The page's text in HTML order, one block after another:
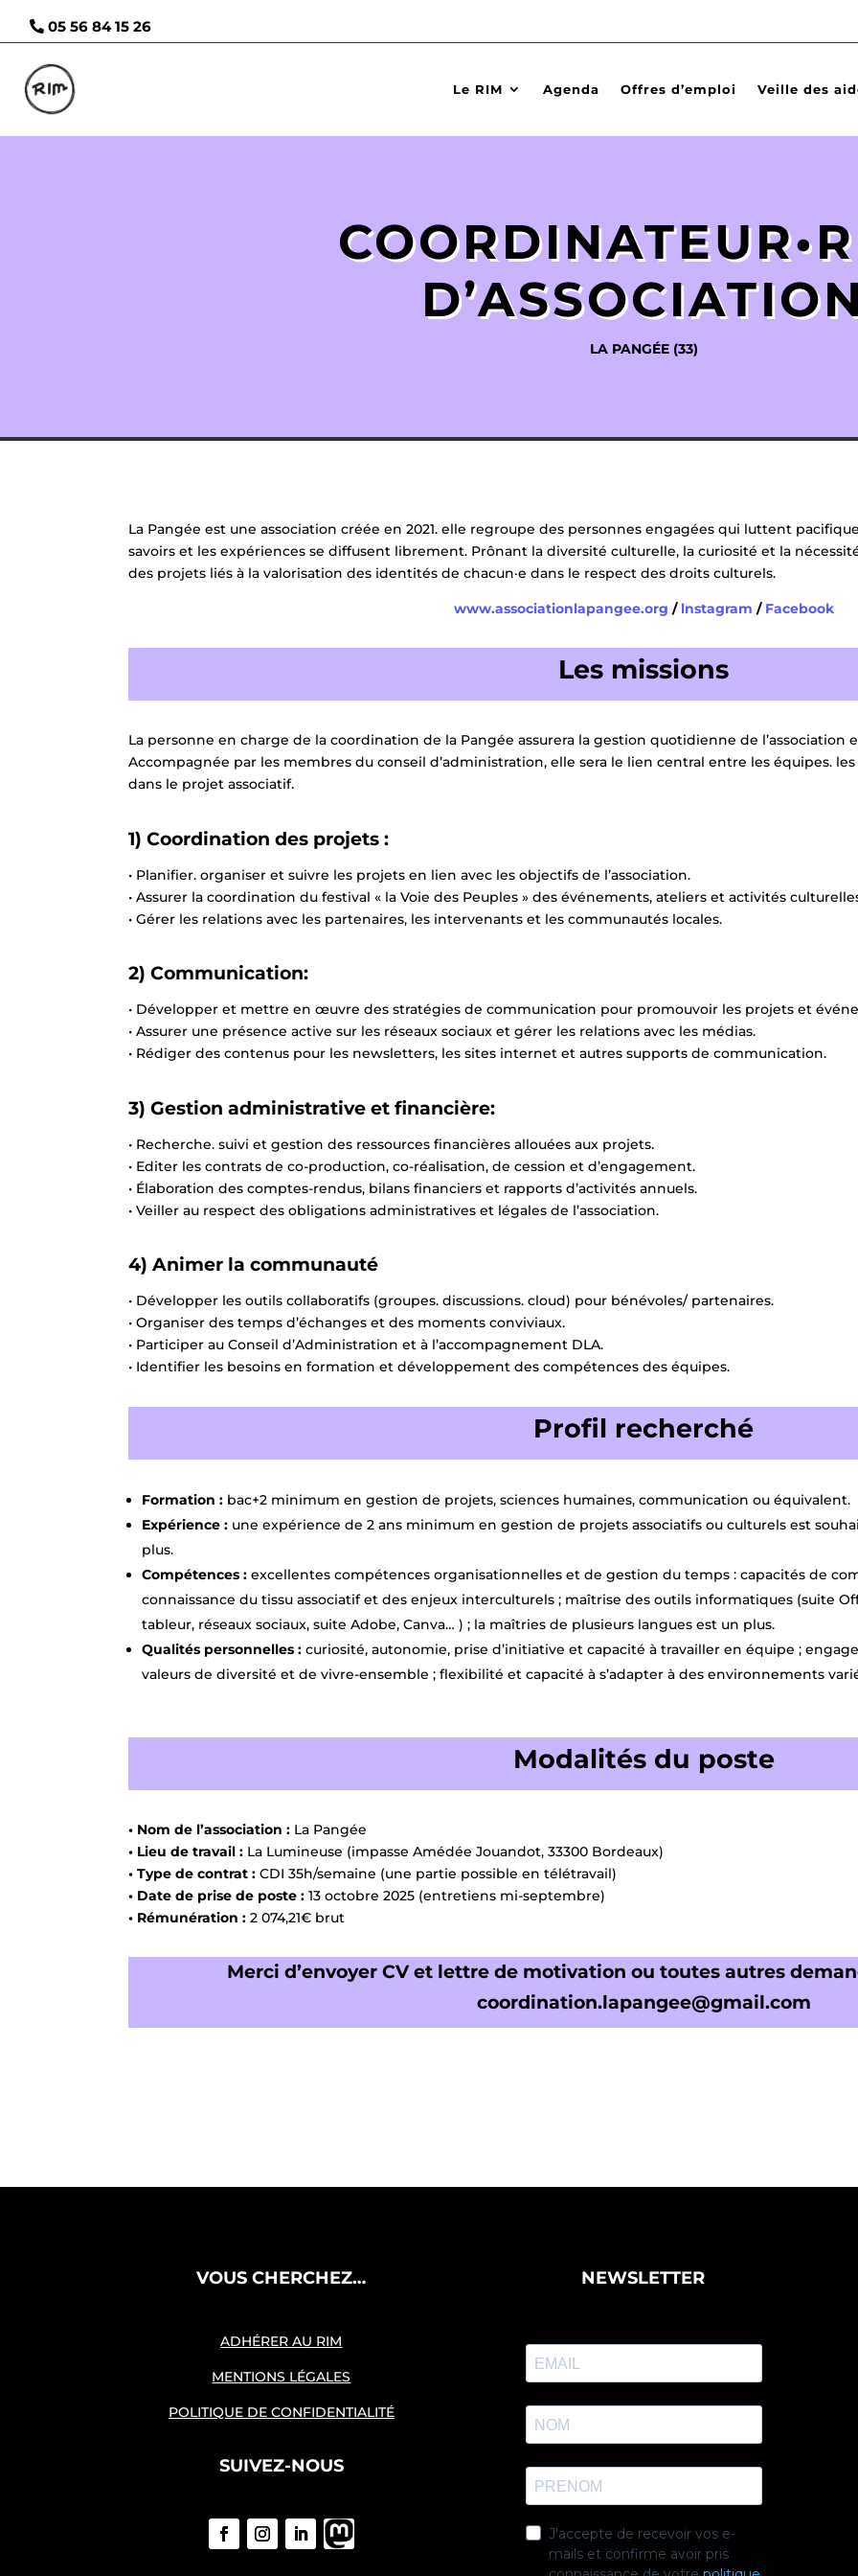
05 56 84 15 26
Le RIM Agenda Offres d’emploi Veille des
LA PANGÉE (33)
La Pangée est une association créée en 2021. elle regroupe des personnes engagées qui luttent
savoirs et les expériences se diffusent librement. Prônant la diversité culturelle, la curiosité et la
des projets liés à la valorisation des identités de chacun·e dans le respect des droits culturels.
www.associationlapangee.org / lnstagram / Facebook
Les missions
La personne en charge de la coordination de la Pangée assurera la gestion quotidienne de
Accompagnée par les membres du conseil d’administration, elle sera le lien central entre les équipes.
dans le projet associatif.
1) Coordination des projets :
• Planifier. organiser et suivre les projets en lien avec les objectifs de l’association.
• Assurer la coordination du festival « la Voie des Peuples » des événements, ateliers et activités
• Gérer les relations avec les partenaires, les intervenants et les communautés locales.
2) Communication:
• Développer et mettre en œuvre des stratégies de communication pour promouvoir les projets et
• Assurer une présence active sur les réseaux sociaux et gérer les relations avec les médias.
• Rédiger des contenus pour les newsletters, les sites internet et autres supports de communication.
3) Gestion administrative et financière:
• Recherche. suivi et gestion des ressources financières allouées aux projets.
• Editer les contrats de co-production, co-réalisation, de cession et d’engagement.
• Élaboration des comptes-rendus, bilans financiers et rapports d’activités annuels.
• Veiller au respect des obligations administratives et légales de l’association.
4) Animer la communauté
• Développer les outils collaboratifs (groupes. discussions. cloud) pour bénévoles/ partenaires.
• Organiser des temps d’échanges et des moments conviviaux.
• Participer au Conseil d’Administration et à l’accompagnement DLA.
• Identifier les besoins en formation et développement des compétences des équipes.
Profil recherché
Formation : bac+2 minimum en gestion de projets, sciences humaines, communication ou équivalent.
Expérience : une expérience de 2 ans minimum en gestion de projets associatifs ou culturels est
plus.
Compétences : excellentes compétences organisationnelles et de gestion du temps : capacités de
connaissance du tissu associatif et des enjeux interculturels ; maîtrise des outils informatiques (suite
tableur, réseaux sociaux, suite Adobe, Canva… ) ; la maîtries de plusieurs langues est un plus.
Qualités personnelles : curiosité, autonomie, prise d’initiative et capacité à travailler en équipe ;
valeurs de diversité et de vivre-ensemble ; flexibilité et capacité à s’adapter à des environnements
Modalités du poste
• Nom de l’association : La Pangée
• Lieu de travail : La Lumineuse (impasse Amédée Jouandot, 33300 Bordeaux)
• Type de contrat : CDI 35h/semaine (une partie possible en télétravail)
• Date de prise de poste : 13 octobre 2025 (entretiens mi-septembre)
• Rémunération : 2 074,21€ brut
Merci d’envoyer CV et lettre de motivation ou toutes autres
coordination.lapangee@gmail.com
VOUS CHERCHEZ…
ADHÉRER AU RIM
MENTIONS LÉGALES
POLITIQUE DE CONFIDENTIALITÉ
SUIVEZ-NOUS
NEWSLETTER